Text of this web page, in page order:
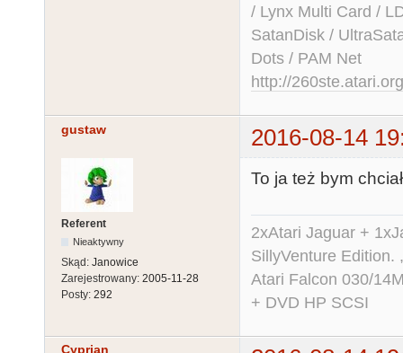
/ Lynx Multi Card /
SatanDisk /
Dots / PAM Net
http://260ste.atari.org
gustaw 2016-08-14
Referent
Nieaktywny
Skąd: Janowice
Zarejestrowany: 2005-11-28
Posty: 292
To ja też bym
2xAtari Jaguar +
SillyVenture Edition.
Atari Falcon 030/
+ DVD HP SCSI
Cyprian